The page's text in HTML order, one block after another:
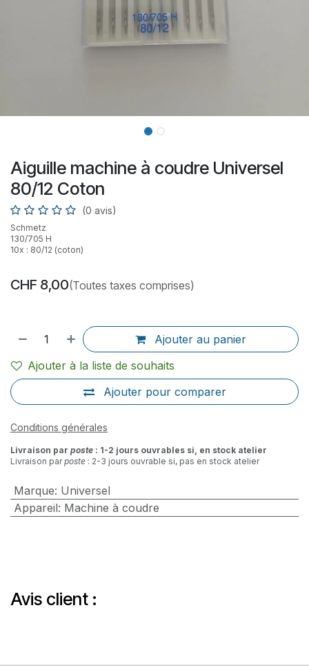
Aiguille machine à coudre Universel
80/12 Coton
(0 avis)
Schmetz
130/705 H
10x : 80/12 (coton)
CHF 8,00(Toutes taxes comprises)
Ajouter au panier
Ajouter pour comparer
Ajouter à la liste de souhaits
Conditions générales
Livraison par poste : 1-2 jours ouvrables si, en stock atelier
Livraison parposte : 2-3 jours ouvrable si, pas en stock atelier
Marque: Universel
Appareil: Machine à coudre
Avis client :